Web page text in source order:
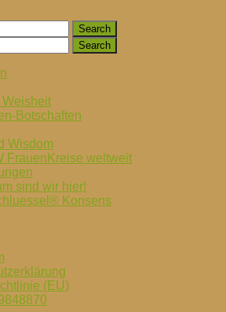
Botschaften
Wisdom
FrauenKreise weltweit
sind wir hier!
Konsens
(EU)